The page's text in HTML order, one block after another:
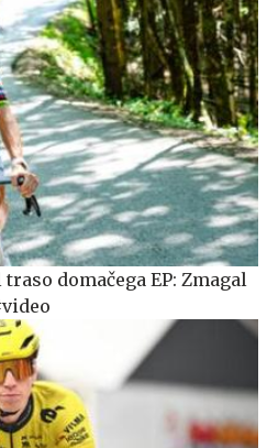
domačega EP: Zmagal